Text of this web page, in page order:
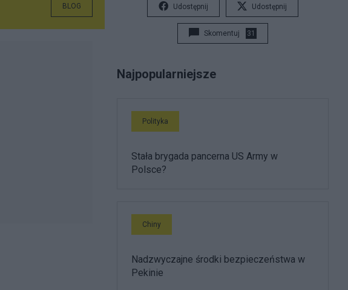
BLOG Udostępnij Udostępnij
Skomentuj 31
Najpopularniejsze
Polityka
Stała brygada pancerna US Army w
Polsce?
Chiny
Nadzwyczajne środki bezpieczeństwa w
Pekinie